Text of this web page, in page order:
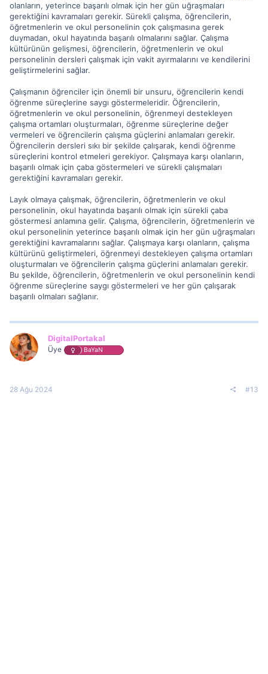
olanların, yeterince başarılı olmak için her gün uğraşmaları
gerektiğini kavramaları gerekir. Sürekli çalışma, öğrencilerin,
öğretmenlerin ve okul personelinin çok çalışmasına gerek
duymadan, okul hayatında başarılı olmalarını sağlar. Çalışma
kültürünün gelişmesi, öğrencilerin, öğretmenlerin ve okul
personelinin dersleri çalışmak için vakit ayırmalarını ve kendilerini
geliştirmelerini sağlar.
Çalışmanın öğrenciler için önemli bir unsuru, öğrencilerin kendi
öğrenme süreçlerine saygı göstermeleridir. Öğrencilerin,
öğretmenlerin ve okul personelinin, öğrenmeyi destekleyen
çalışma ortamları oluşturmaları, öğrenme süreçlerine değer
vermeleri ve öğrencilerin çalışma güçlerini anlamaları gerekir.
Öğrencilerin dersleri sıkı bir şekilde çalışarak, kendi öğrenme
süreçlerini kontrol etmeleri gerekiyor. Çalışmaya karşı olanların,
başarılı olmak için çaba göstermeleri ve sürekli çalışmaları
gerektiğini kavramaları gerekir.
Layık olmaya çalışmak, öğrencilerin, öğretmenlerin ve okul
personelinin, okul hayatında başarılı olmak için sürekli çaba
göstermesi anlamına gelir. Çalışma, öğrencilerin, öğretmenlerin ve
okul personelinin yeterince başarılı olmak için her gün uğraşmaları
gerektiğini kavramalarını sağlar. Çalışmaya karşı olanların, çalışma
kültürünü geliştirmeleri, öğrenmeyi destekleyen çalışma ortamları
oluşturmaları ve öğrencilerin çalışma güçlerini anlamaları gerekir.
Bu şekilde, öğrencilerin, öğretmenlerin ve okul personelinin kendi
öğrenme süreçlerine saygı göstermeleri ve her gün çalışarak
başarılı olmaları sağlanır.
DigitalPortakal
Üye BaYaN
28 Ağu 2024 #13